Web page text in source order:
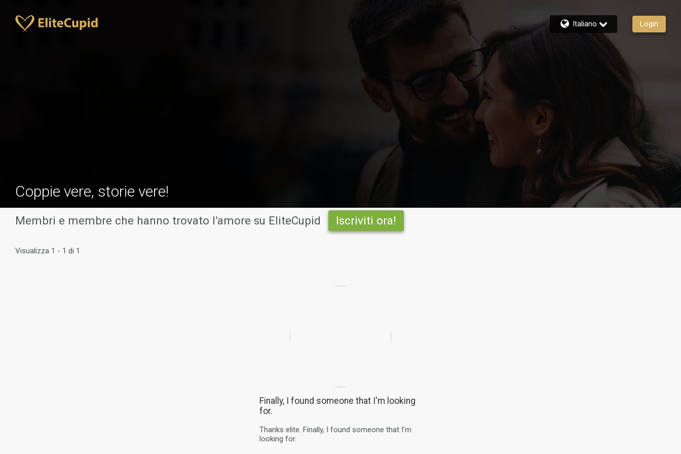
Italiano Login
Coppie vere, storie vere!
Membri e membre che hanno trovato l’amore su EliteCupid Iscriviti ora!
Visualizza 1 - 1 di 1
Finally, I found someone that I'm looking
for.
Thanks elite. Finally, I found someone that I'm
looking for.